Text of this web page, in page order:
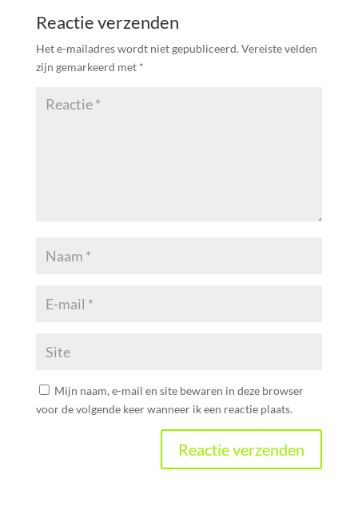
Reactie verzenden
Het e-mailadres wordt niet gepubliceerd. Vereiste velden
zijn gemarkeerd met *
Mijn naam, e-mail en site bewaren in deze browser
voor de volgende keer wanneer ik een reactie plaats.